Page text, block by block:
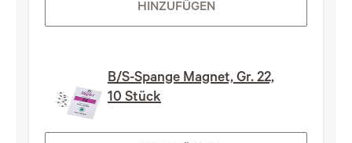
HINZUFÜGEN
B/S-Spange Magnet, Gr. 22,
10 Stück